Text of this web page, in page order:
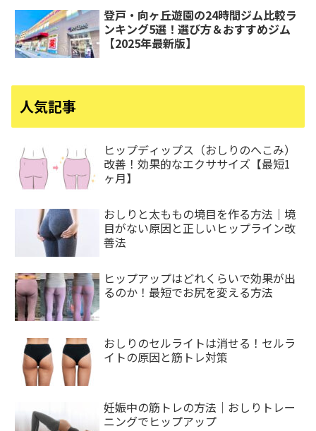
登戸・向ヶ丘遊園の24時間ジム比較ラ
ンキング5選！選び方＆おすすめジム
【2025年最新版】
人気記事
ヒップディップス（おしりのへこみ）
改善！効果的なエクササイズ【最短1
ヶ月】
おしりと太ももの境目を作る方法｜境
目がない原因と正しいヒップライン改
善法
ヒップアップはどれくらいで効果が出
るのか！最短でお尻を変える方法
おしりのセルライトは消せる！セルラ
イトの原因と筋トレ対策
妊娠中の筋トレの方法｜おしりトレー
ニングでヒップアップ